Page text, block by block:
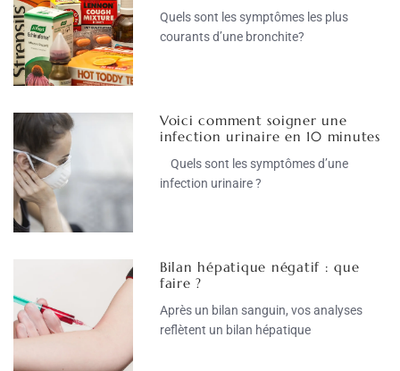
Quels sont les symptômes les plus
courants d’une bronchite?
Voici comment soigner une
infection urinaire en 10 minutes
Quels sont les symptômes d’une
infection urinaire ?
Bilan hépatique négatif : que
faire ?
Après un bilan sanguin, vos analyses
reflètent un bilan hépatique